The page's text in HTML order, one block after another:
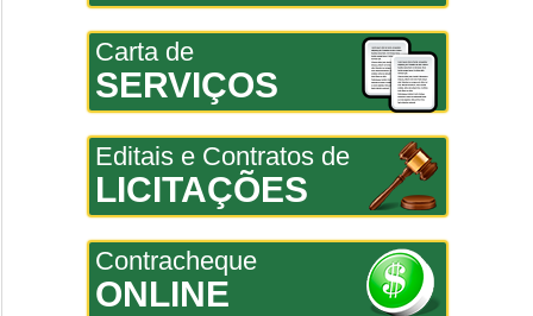
Carta de
SERVIÇOS
Editais e Contratos de
LICITAÇÕES
Contracheque
ONLINE